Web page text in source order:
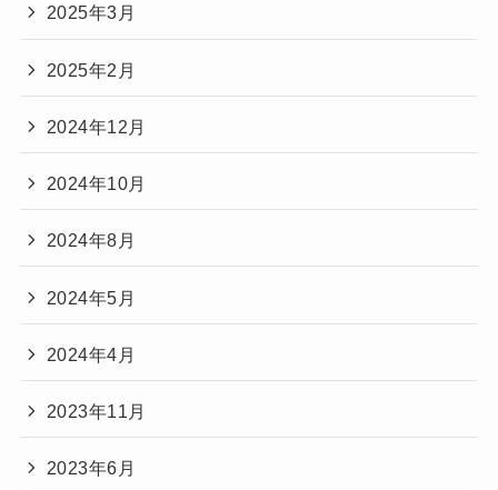
2025年3月
2025年2月
2024年12月
2024年10月
2024年8月
2024年5月
2024年4月
2023年11月
2023年6月